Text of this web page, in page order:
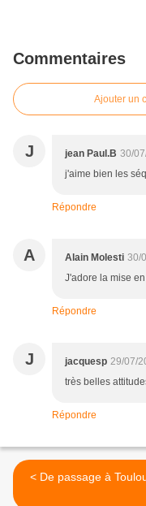
Commentaires
Ajouter un
J jean Paul.B 30/
j'aime bien les
Répondre
A Alain Molesti 30/
J'adore la mise
Répondre
J jacquesp 29/07/
très belles
Répondre
< De passage à